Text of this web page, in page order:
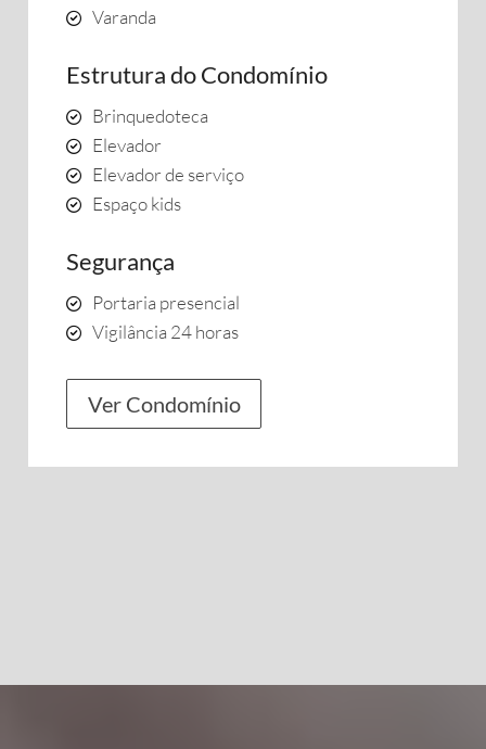
Varanda
Estrutura do Condomínio
Brinquedoteca
Elevador
Elevador de serviço
Espaço kids
Segurança
Portaria presencial
Vigilância 24 horas
Ver Condomínio